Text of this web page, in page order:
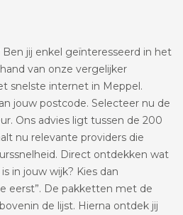
jij enkel geïnteresseerd in het
van onze vergelijker
snelste internet in Meppel.
jouw postcode. Selecteer nu de
Ons advies ligt tussen de 200
nu relevante providers die
Direct ontdekken wat
in jouw wijk? Kies dan
eerst”. De pakketten met de
de lijst. Hierna ontdek jij